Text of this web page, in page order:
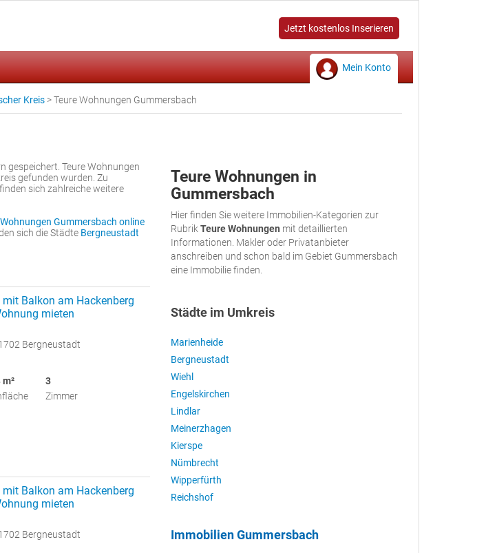
Jetzt kostenlos Inserieren
Mein Konto
Kreis >Teure Wohnungen Gummersbach
gespeichert. Teure Wohnungen
gefunden wurden. Zu
finden sich zahlreiche weitere
Gummersbach online
sich die Städte Bergneustadt
Balkon am Hackenberg
mieten
Bergneustadt
m²
3
Zimmer
Balkon am Hackenberg
mieten
Bergneustadt
Teure Wohnungen in
Gummersbach
Hier finden Sie weitere Immobilien-Kategorien zur
Rubrik Teure Wohnungen mit detaillierten
Informationen. Makler oder Privatanbieter
anschreiben und schon bald im Gebiet Gummersbach
eine Immobilie finden.
Städte im Umkreis
Marienheide
Bergneustadt
Wiehl
Engelskirchen
Lindlar
Meinerzhagen
Kierspe
Nümbrecht
Wipperfürth
Reichshof
Immobilien Gummersbach